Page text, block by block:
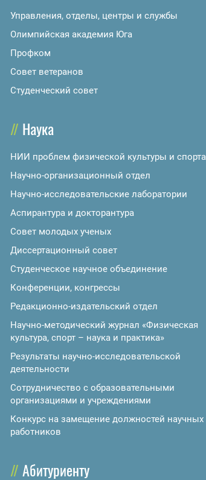
Управления, отделы, центры и службы
Олимпийская академия Юга
Профком
Совет ветеранов
Студенческий совет
Наука
НИИ проблем физической культуры и спорта
Научно-организационный отдел
Научно-исследовательские лаборатории
Аспирантура и докторантура
Совет молодых ученых
Диссертационный совет
Студенческое научное объединение
Конференции, конгрессы
Редакционно-издательский отдел
Научно-методический журнал «Физическая
культура, спорт – наука и практика»
Результаты научно-исследовательской
деятельности
Сотрудничество с образовательными
организациями и учреждениями
Конкурс на замещение должностей научных
работников
Абитуриенту